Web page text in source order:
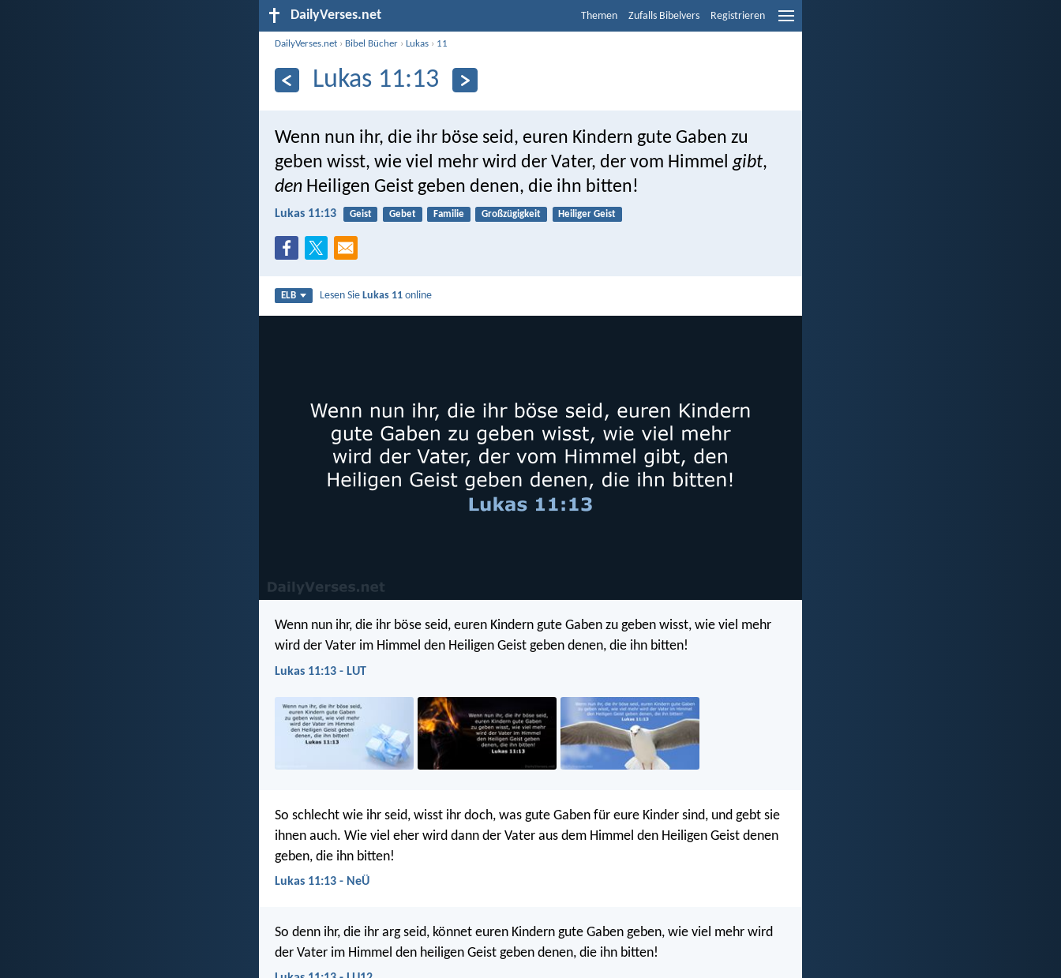
DailyVerses.net Themen Zufalls Bibelvers Registrieren
DailyVerses.net › Bibel Bücher ›Lukas › 11
Lukas 11:13
Wenn nun ihr, die ihr böse seid, euren Kindern gute Gaben zu
geben wisst, wie viel mehr wird der Vater, der vom Himmel gibt,
den Heiligen Geist geben denen, die ihn bitten!
Lukas 11:13 Geist Gebet Familie Großzügigkeit Heiliger Geist
ELB Lesen SieLukas 11 online
Wenn nun ihr, die ihr böse seid, euren Kindern gute Gaben zu geben wisst, wie viel mehr
wird der Vater im Himmel den Heiligen Geist geben denen, die ihn bitten!
Lukas 11:13 - LUT
So schlecht wie ihr seid, wisst ihr doch, was gute Gaben für eure Kinder sind, und gebt sie
ihnen auch. Wie viel eher wird dann der Vater aus dem Himmel den Heiligen Geist denen
geben, die ihn bitten!
Lukas 11:13 - NeÜ
So denn ihr, die ihr arg seid, könnet euren Kindern gute Gaben geben, wie viel mehr wird
der Vater im Himmel den heiligen Geist geben denen, die ihn bitten!